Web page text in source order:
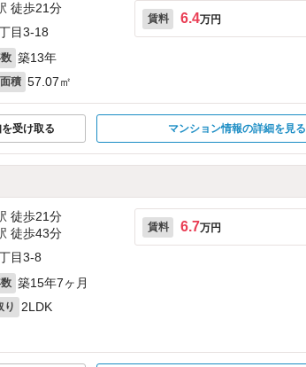
徒歩21分
目3-18
築13年
積 57.07㎡
賃料 6.4万円
受け取る マンション情報の詳細を見る
徒歩21分
徒歩43分
目3-8
築15年7ヶ月
り 2LDK
賃料 6.7万円